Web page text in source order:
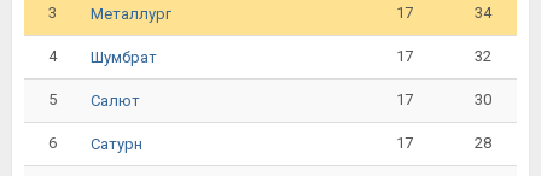
3 Металлург 17 34
4 Шумбрат 17 32
5 Салют 17 30
6 Сатурн 17 28